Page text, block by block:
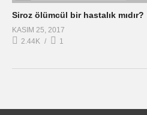
Siroz ölümcül bir hastalık mıdır?
KASIM 25, 2017
2.44K
1